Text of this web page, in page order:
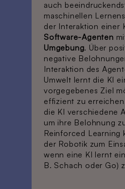
auch
maschinellen
der Interaktion einer
Software-Agenten
Umgebung. Über
negative
Interaktion des
Umwelt lernt die KI
vorgegebenes Ziel
effizient zu
die KI verschiedene
um ihre Belohnung
Reinforced Learning
der Robotik zum
wenn eine KI lernt
B. Schach oder Go)